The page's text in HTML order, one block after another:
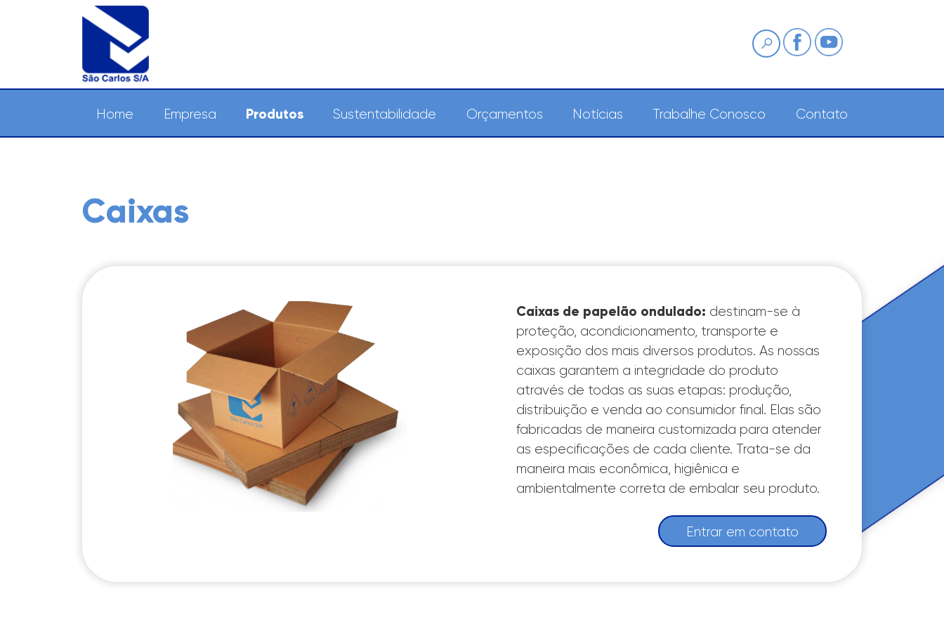
Pesquisa
Home Empresa Produtos Sustentabilidade Orçamentos Notícias Trabalhe Conosco Contato
Caixas
Caixas de papelão ondulado: destinam-se à
proteção, acondicionamento, transporte e
exposição dos mais diversos produtos. As nossas
caixas garantem a integridade do produto
através de todas as suas etapas: produção,
distribuição e venda ao consumidor final. Elas são
fabricadas de maneira customizada para atender
as especificações de cada cliente. Trata-se da
maneira mais econômica, higiênica e
ambientalmente correta de embalar seu produto.
Entrar em contato